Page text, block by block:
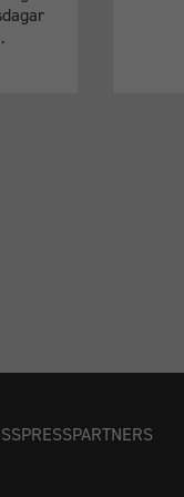
PRESSPARTNERS